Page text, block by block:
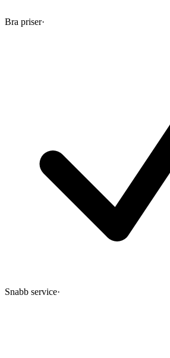
Bra priser·
Snabb service·